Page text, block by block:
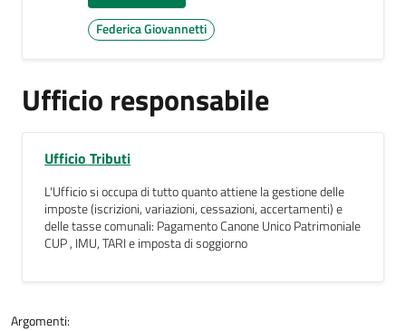
Federica Giovannetti
Ufficio responsabile
Ufficio Tributi
L'Ufficio si occupa di tutto quanto attiene la gestione delle
imposte (iscrizioni, variazioni, cessazioni, accertamenti) e
delle tasse comunali: Pagamento Canone Unico Patrimoniale
CUP , IMU, TARI e imposta di soggiorno
Argomenti: